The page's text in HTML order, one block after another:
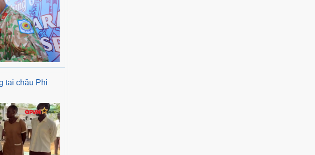
tại châu Phi